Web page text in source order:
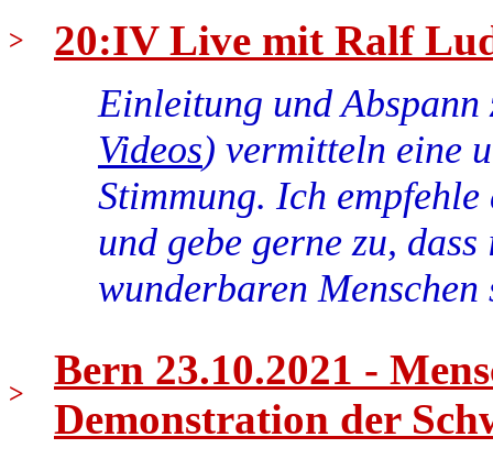
> 20:IV Live mit Ralf
Einleitung und
Videos) vermitteln eine
Stimmung. Ich
und gebe gerne zu,
wunderbaren Menschen
>
Bern 23.10.2021 -
Demonstration der